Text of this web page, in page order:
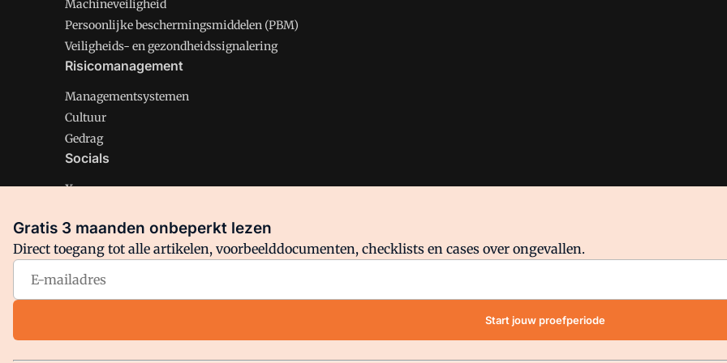
Machineveiligheid
Persoonlijke beschermingsmiddelen (PBM)
Veiligheids- en gezondheidssignalering
Risicomanagement
Managementsystemen
Cultuur
Gedrag
Socials
X
Facebook
Arbo is onderdeel van VMN media. Lees inons manifestwaar VMN media voor staat. Op gebruik van deze site zijn de
Gratis 3 maanden onbeperkt lezen
Direct toegang tot alle artikelen, voorbeelddocumenten, checklists en cases over ongevallen.
Start jouw proefperiode